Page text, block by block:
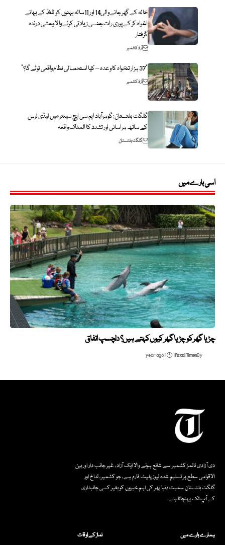
خالہ کے گھر جانے والی14 اور 11سالہ بہنوں کو لفظ کے بہانے
اغواہ کر کے پوری رات جنسی زیادتی کرنے والا وحشی درندہ
گرفتار
آزاد کشمیر
“37 ہزار تنخواہ کا وعدہ – کیا استحصالی نظام واقعی ٹوٹے گا؟”
آزاد کشمیر
گلگت بلتستان: گوہرآباد ایم سی ایچ سینٹر میں لیڈی نرس
کے ساتھ ہراسانی اور تشدد کا المناک واقعہ
گلگت بلتستان
اسی بارے میں
چڑیا گھر کو چڑیا گھر کیوں کہتے ہیں؟ دلچسپ اتفاق
By
Azadi Times
1 year ago
دی آزادی ٹائمز کشمیر سے شائع ہونے والا ایک آزاد، غیر جانب دار اور بین
الاقوامی سطح پر تسلیم شدہ نیوز پلیٹ فارم ہے، جو کشمیر، لداخ اور
گلگت بلتستان سمیت دنیا بھر کی اہم خبروں کو بغیر کسی جانبداری
کے آپ تک پہنچاتا ہے۔
ہمارے بارے میں نماز کے اوقات